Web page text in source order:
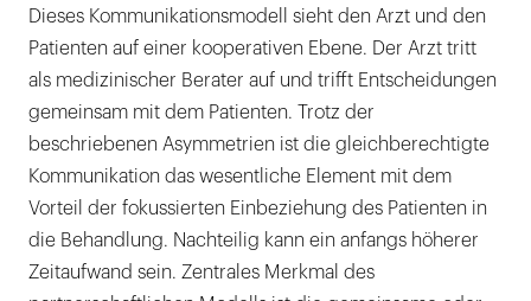
Dieses Kommunikationsmodell sieht den Arzt und den
Patienten auf einer kooperativen Ebene. Der Arzt tritt
als medizinischer Berater auf und trifft Entscheidungen
gemeinsam mit dem Patienten. Trotz der
beschriebenen Asymmetrien ist die gleichberechtigte
Kommunikation das wesentliche Element mit dem
Vorteil der fokussierten Einbeziehung des Patienten in
die Behandlung. Nachteilig kann ein anfangs höherer
Zeitaufwand sein. Zentrales Merkmal des